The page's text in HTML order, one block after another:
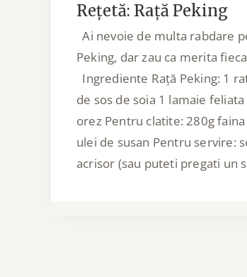
Rețetă: Rață Peking
Ai nevoie de multa rabdare
Peking, dar zau ca merita
Ingrediente Rață Peking: 1
de sos de soia 1 lamaie
orez Pentru clatite: 280g
ulei de susan Pentru servire:
acrisor (sau puteti pregati un